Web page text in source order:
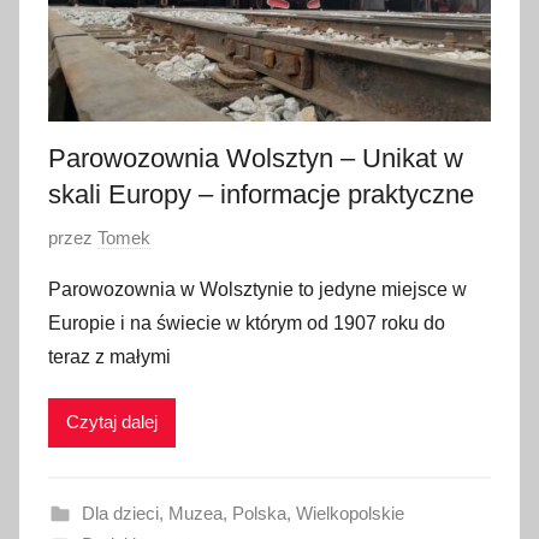
Parowozownia Wolsztyn – Unikat w
skali Europy – informacje praktyczne
O
u
b
l
i
a
przez Tomek
Parowozownia w Wolsztynie to jedyne miejsce w
Europie i na świecie w którym od 1907 roku do
teraz z małymi
Czytaj dalej
Dla dzieci, Muzea, Polska, Wielkopolskie